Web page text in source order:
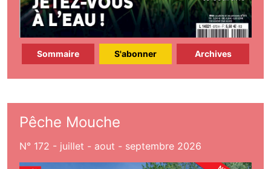
Sommaire S'abonner Archives
Pêche Mouche
N° 172 - juillet - aout - septembre 2026